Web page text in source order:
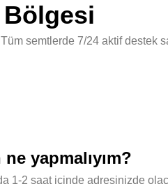
semtlerde 7/24 aktif destek
yapmalıyım?
1-2 saat içinde adresinizde